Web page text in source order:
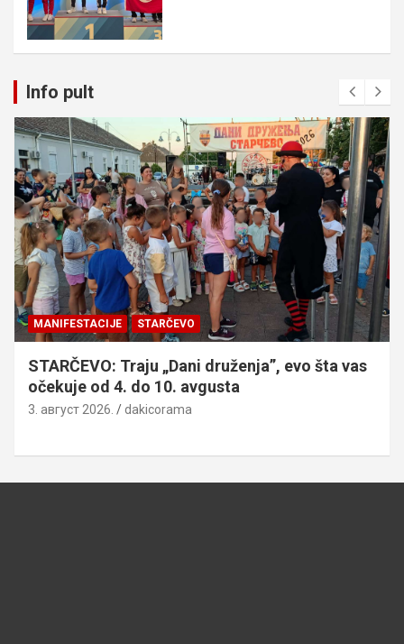
Info pult
MANIFESTACIJE STARČEVO
STARČEVO: Traju „Dani druženja”, evo šta vas
očekuje od 4. do 10. avgusta
3. август 2026. dakicorama